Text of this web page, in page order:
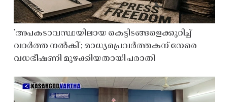
'അപകടാവസ്ഥയിലായ കെട്ടിടങ്ങളെക്കുറിച്ച്
വാർത്ത നൽകി'; മാധ്യമപ്രവർത്തകന് നേരെ
വധഭീഷണി മുഴക്കിയതായി പരാതി